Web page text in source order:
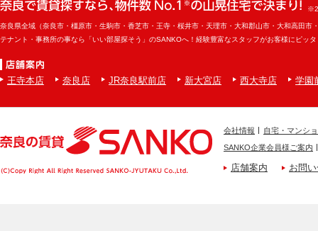
奈良県全域（奈良市・橿原市・生駒市・香芝市・王寺・桜井市・天理市・大和郡山市・大和高田
テナント・事務所の事なら「いい部屋探そう」のSANKOへ！経験豊富なスタッフがお客様にピッ
王寺本店 奈良店 JR奈良駅前店 新大宮店 西大寺店 学園
会社情報
自宅・マンシ
SANKO企業会員様ご案内
店舗案内 お問